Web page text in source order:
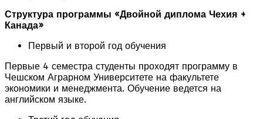
Структура программы «Двойной диплома Чехия +
Канада»
Первый и второй год обучения
Первые 4 семестра студенты проходят программу в
Чешском Аграрном Университете на факультете
экономики и менеджмента. Обучение ведется на
английском языке.